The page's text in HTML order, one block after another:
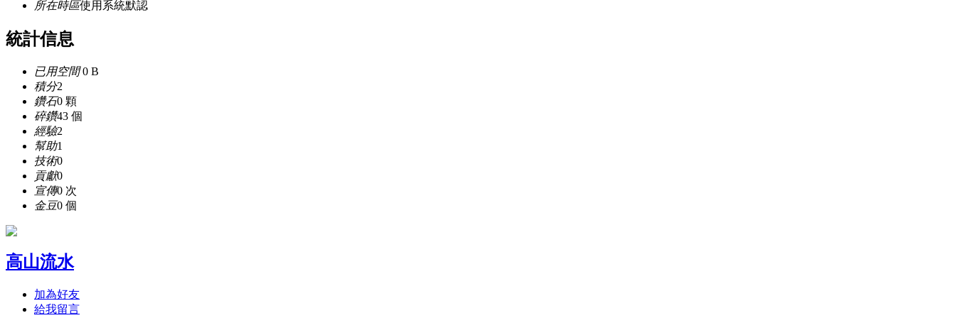
所在時區使用系統默認
統計信息
已用空間0 B
積分2
鑽石0 顆
碎鑽43 個
經驗2
幫助1
技術0
貢獻0
宣傳0 次
金豆0 個
高山流水
加為好友
給我留言